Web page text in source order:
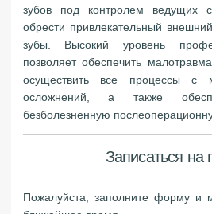
зубов под контролем ведущих
обрести привлекательный
зубы. Высокий уровень
позволяет обеспечить
осуществить все процессы с
осложнений, а также
безболезненную
Записаться на
Пожалуйста, заполните форму и